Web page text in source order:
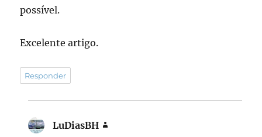
possível.
Excelente artigo.
Responder
LuDiasBH